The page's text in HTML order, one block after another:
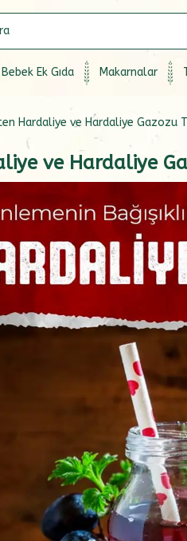
Bebek Ek Gıda Makarnalar
Hardaliye ve Hardaliye Gazozu
ve Hardaliye